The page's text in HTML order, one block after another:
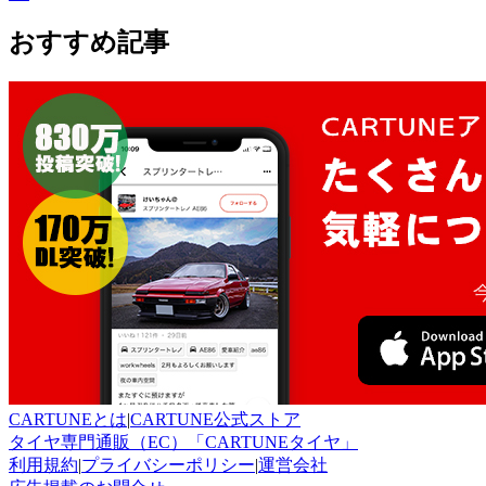
おすすめ記事
CARTUNEとは|CARTUNE公式ストア
タイヤ専門通販（EC）「CARTUNEタイヤ」
利用規約|プライバシーポリシー|運営会社